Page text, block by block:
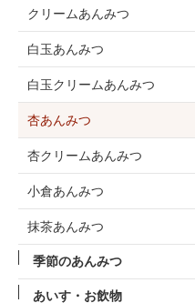
クリームあんみつ
白玉あんみつ
白玉クリームあんみつ
杏あんみつ
杏クリームあんみつ
小倉あんみつ
抹茶あんみつ
季節のあんみつ
あいす・お飲物